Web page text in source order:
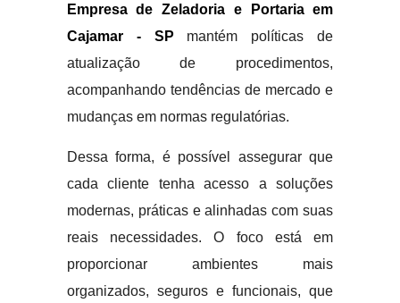
Empresa de Zeladoria e Portaria em
Cajamar - SP mantém políticas de
atualização de procedimentos,
acompanhando tendências de mercado e
mudanças em normas regulatórias.
Dessa forma, é possível assegurar que
cada cliente tenha acesso a soluções
modernas, práticas e alinhadas com suas
reais necessidades. O foco está em
proporcionar ambientes mais
organizados, seguros e funcionais, que